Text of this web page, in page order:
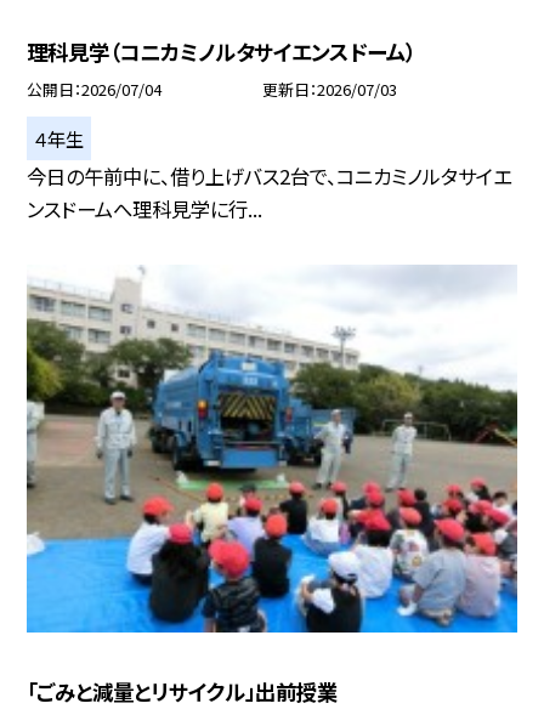
理科見学（コニカミノルタサイエンスドーム）
公開日 2026/07/04 更新日 2026/07/03
４年生
今日の午前中に、借り上げバス2台で、コニカミノルタサイエ
ンスドームへ理科見学に行...
「ごみと減量とリサイクル」出前授業